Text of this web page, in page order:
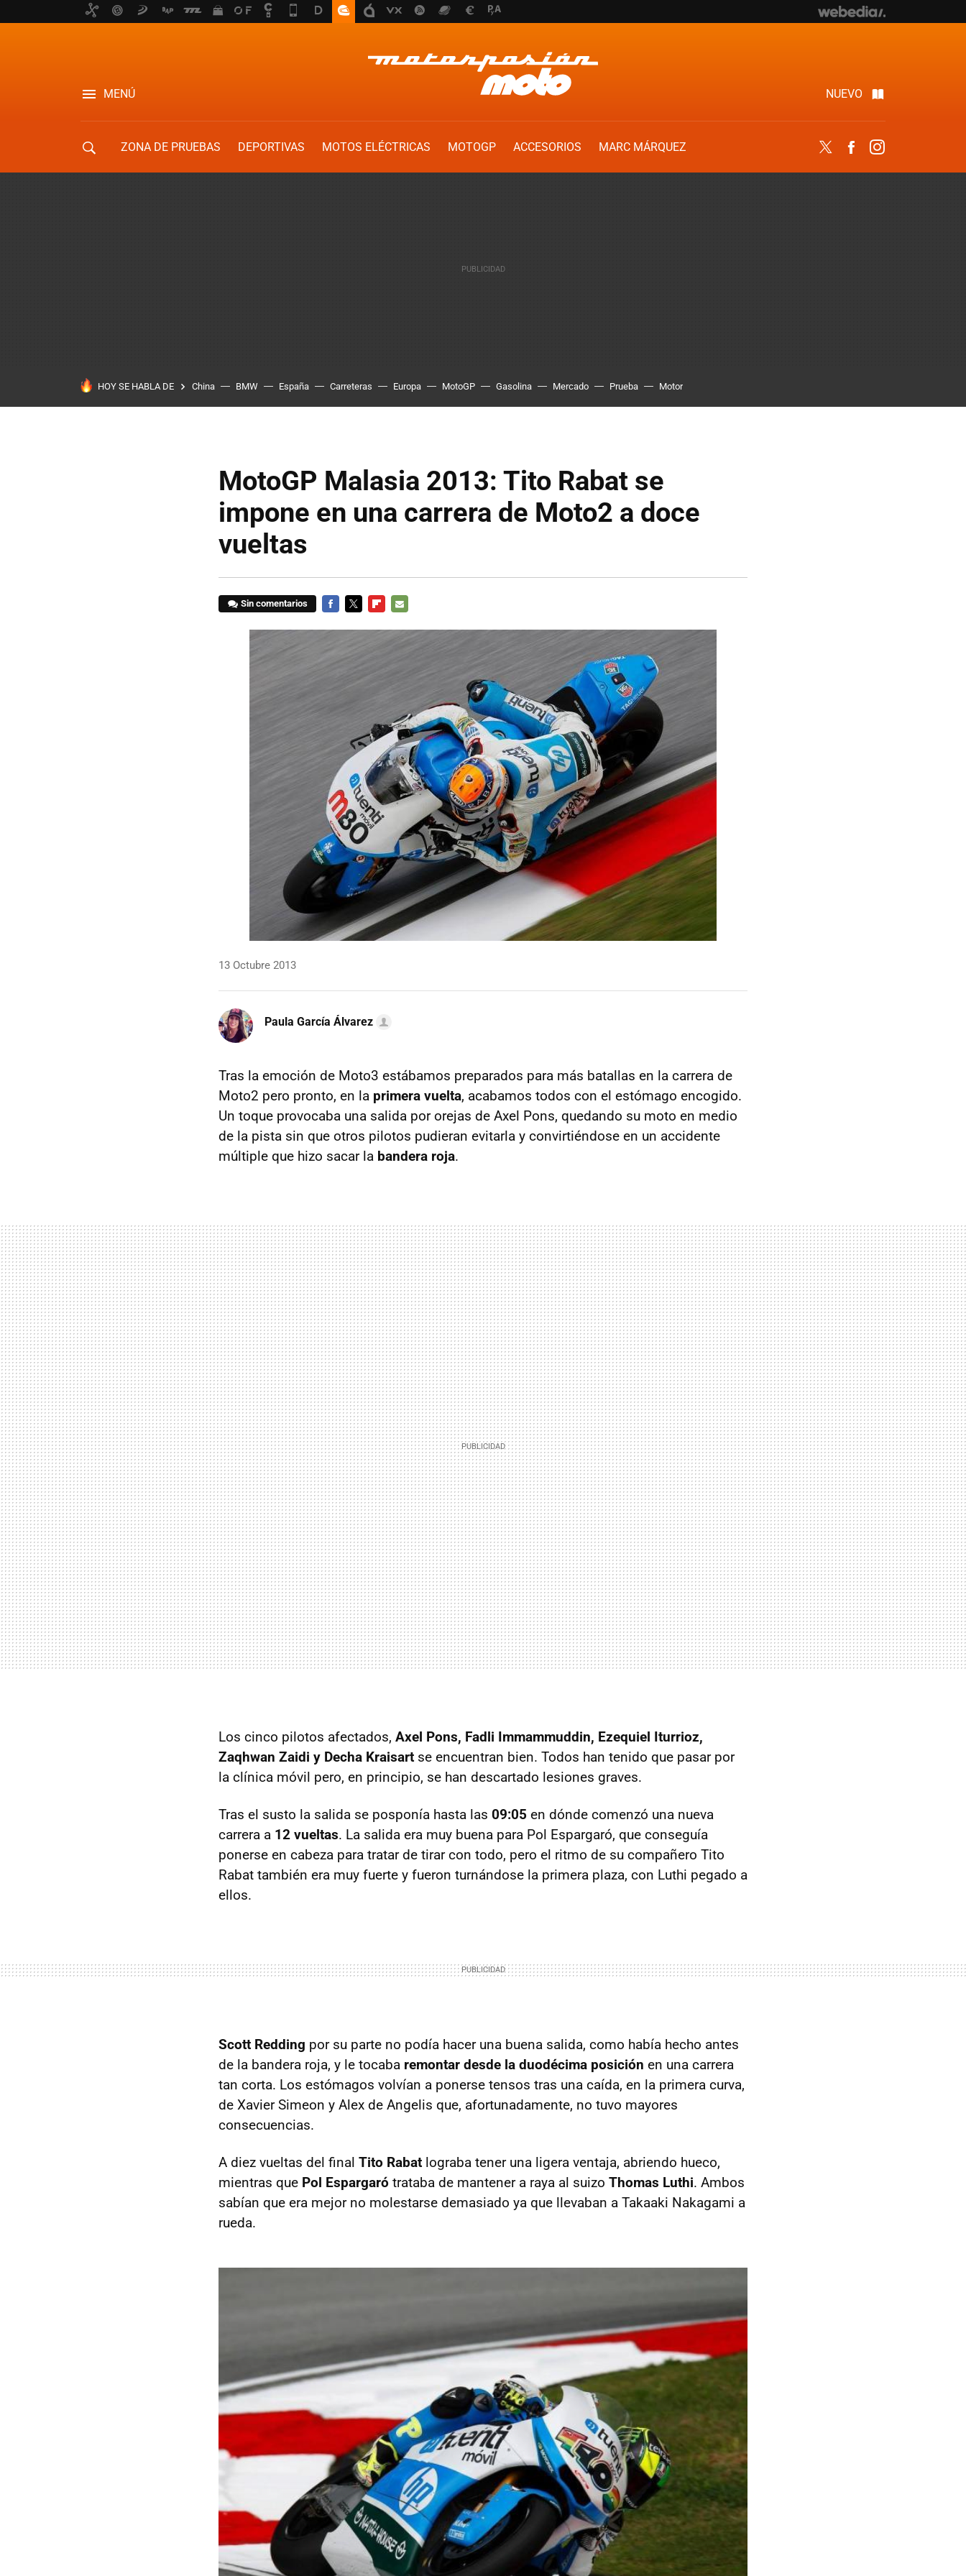
MENÚ NUEVO
ZONA DE PRUEBAS DEPORTIVAS MOTOS ELÉCTRICAS MOTOGP ACCESORIOS
MARC MÁRQUEZ
Twitter Facebook
HOY SE HABLA DE China BMW España Carreteras Europa MotoGP Gasolina Mercado Prueba Motor
MotoGP Malasia 2013: Tito Rabat se
impone en una carrera de Moto2 a doce
vueltas
Sin comentarios
MAIL
13 Octubre 2013
Paula García Álvarez
Tras la emoción de Moto3 estábamos preparados para más batallas en la carrera de
Moto2 pero pronto, en la primera vuelta, acabamos todos con el estómago encogido.
Un toque provocaba una salida por orejas de Axel Pons, quedando su moto en medio
de la pista sin que otros pilotos pudieran evitarla y convirtiéndose en un accidente
múltiple que hizo sacar la bandera roja.
Los cinco pilotos afectados, Axel Pons, Fadli Immammuddin, Ezequiel Iturrioz,
Zaqhwan Zaidi y Decha Kraisart se encuentran bien. Todos han tenido que pasar por
la clínica móvil pero, en principio, se han descartado lesiones graves.
Tras el susto la salida se posponía hasta las 09:05 en dónde comenzó una nueva
carrera a 12 vueltas. La salida era muy buena para Pol Espargaró, que conseguía
ponerse en cabeza para tratar de tirar con todo, pero el ritmo de su compañero Tito
Rabat también era muy fuerte y fueron turnándose la primera plaza, con Luthi pegado a
ellos.
Scott Redding por su parte no podía hacer una buena salida, como había hecho antes
de la bandera roja, y le tocaba remontar desde la duodécima posición en una carrera
tan corta. Los estómagos volvían a ponerse tensos tras una caída, en la primera curva,
de Xavier Simeon y Alex de Angelis que, afortunadamente, no tuvo mayores
consecuencias.
A diez vueltas del final Tito Rabat lograba tener una ligera ventaja, abriendo hueco,
mientras que Pol Espargaró trataba de mantener a raya al suizo Thomas Luthi. Ambos
sabían que era mejor no molestarse demasiado ya que llevaban a Takaaki Nakagami a
rueda.